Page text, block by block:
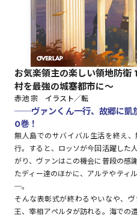
コミッ
リキ
コミック
お気楽領主の楽しい領地防
村を最強の城塞都市に～
赤池 宗 イラスト／転
──ヴァンくん一行、故郷に凱
0巻！
無人島でのサバイバル生活を終え
行。すると、ロッソが今回活躍した
がり、ヴァンはこの機会に普段の感
たディー達のほかに、アルテやティ
─。
そんな表彰式が終わるやいなや、
王、宰相アペルタが訪れる。海での